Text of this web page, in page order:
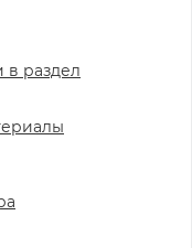
в раздел